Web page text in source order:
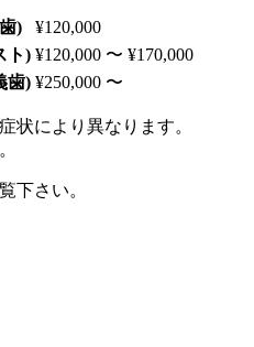
)
¥120,000
ト) ¥120,000 〜 ¥170,000
歯) ¥250,000 〜
状により異なります。
下さい。